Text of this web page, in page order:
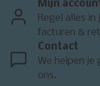
Mijn
Regel alles
facturen &
Contact
We helpen je
ons.